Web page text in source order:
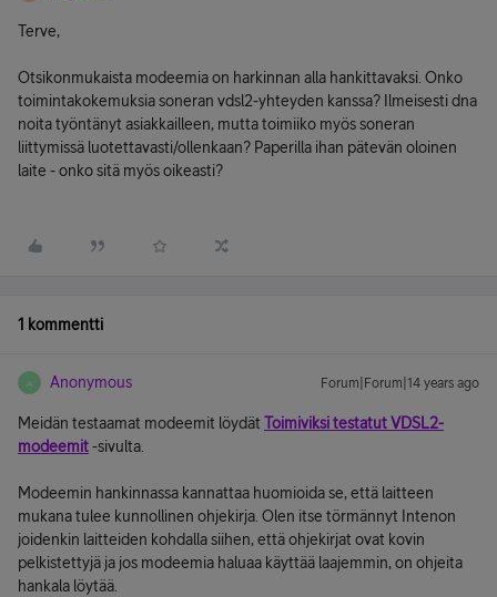
Terve,
Otsikonmukaista modeemia on harkinnan alla hankittavaksi. Onko
toimintakokemuksia soneran vdsl2-yhteyden kanssa? Ilmeisesti dna
noita työntänyt asiakkailleen, mutta toimiiko myös soneran
liittymissä luotettavasti/ollenkaan? Paperilla ihan pätevän oloinen
laite - onko sitä myös oikeasti?
1 kommentti
A Anonymous Forum|Forum|14 years ago
Meidän testaamat modeemit löydät Toimiviksi testatut VDSL2-
modeemit-sivulta.
Modeemin hankinnassa kannattaa huomioida se, että laitteen
mukana tulee kunnollinen ohjekirja. Olen itse törmännyt Intenon
joidenkin laitteiden kohdalla siihen, että ohjekirjat ovat kovin
pelkistettyjä ja jos modeemia haluaa käyttää laajemmin, on ohjeita
hankala löytää.